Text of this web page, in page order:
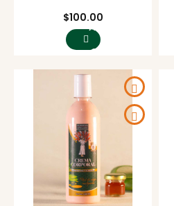
Precio
$100.00
AGREGAR
CARRITO